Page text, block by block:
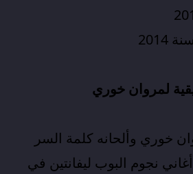
لمروان خوري
خوري وألحانه كلمة السر
نجوم البوب ليفانتين في